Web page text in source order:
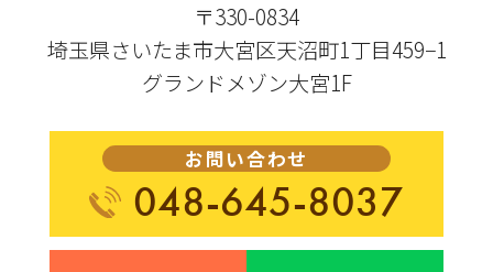
〒330-0834
埼玉県さいたま市大宮区天沼町1丁目459−1
グランドメゾン大宮1F
お問い合わせ
048-645-8037